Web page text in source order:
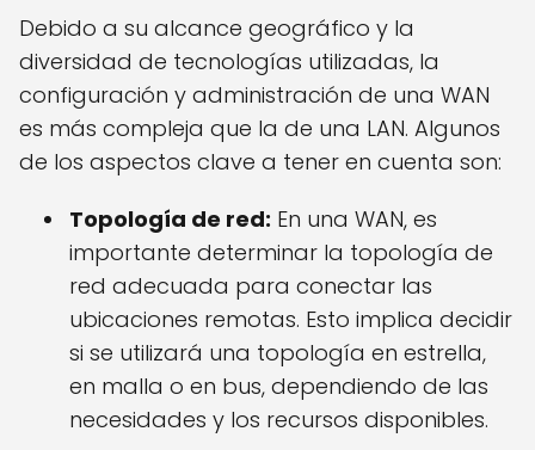
Debido a su alcance geográfico y la
diversidad de tecnologías utilizadas, la
configuración y administración de una WAN
es más compleja que la de una LAN. Algunos
de los aspectos clave a tener en cuenta son:
Topología de red: En una WAN, es
importante determinar la topología de
red adecuada para conectar las
ubicaciones remotas. Esto implica decidir
si se utilizará una topología en estrella,
en malla o en bus, dependiendo de las
necesidades y los recursos disponibles.